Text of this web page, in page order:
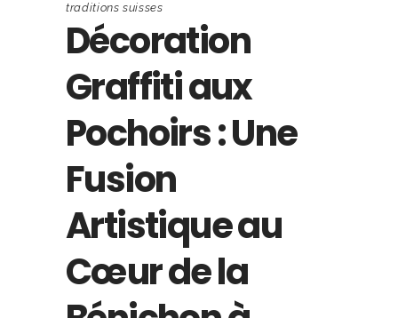
traditions suisses
Décoration
Graffiti aux
Pochoirs : Une
Fusion
Artistique au
Cœur de la